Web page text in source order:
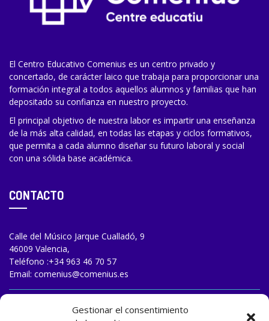
Gestionar el consentimiento
El Centro Educativo Comenius es un centro privado y
concertado, de carácter laico que trabaja para proporcionar una
formación integral a todos aquellos alumnos y familias que han
depositado su confianza en nuestro proyecto.
El principal objetivo de nuestra labor es impartir una enseñanza
de la más alta calidad, en todas las etapas y ciclos formativos,
que permita a cada alumno diseñar su futuro laboral y social
con una sólida base académica.
CONTACTO
Calle del Músico Jarque Cualladó, 9
46009 Valencia,
Teléfono :+34 963 46 70 57
Email: comenius@comenius.es
TRABAJA CON NOSOTROS